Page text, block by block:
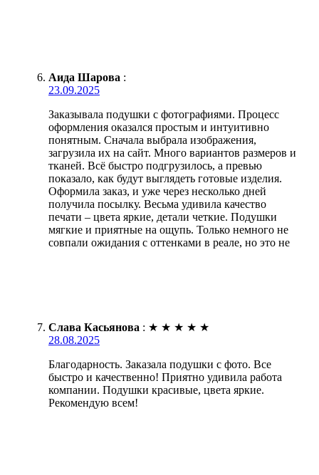
Аида Шарова :
23.09.2025
Заказывала подушки с фотографиями. Процесс
оформления оказался простым и интуитивно
понятным. Сначала выбрала изображения,
загрузила их на сайт. Много вариантов размеров и
тканей. Всё быстро подгрузилось, а превью
показало, как будут выглядеть готовые изделия.
Оформила заказ, и уже через несколько дней
получила посылку. Весьма удивила качество
печати – цвета яркие, детали четкие. Подушки
мягкие и приятные на ощупь. Только немного не
совпали ожидания с оттенками в реале, но это не
Слава Касьянова : ★ ★ ★ ★ ★
28.08.2025
Благодарность. Заказала подушки с фото. Все
быстро и качественно! Приятно удивила работа
компании. Подушки красивые, цвета яркие.
Рекомендую всем!